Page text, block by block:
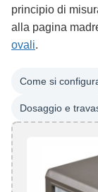
principio di
alla pagina
ovali.
Come si
Dosaggio e